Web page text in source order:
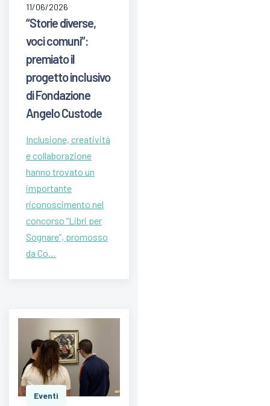
11/06/2026
“Storie diverse,
voci comuni”:
premiato il
progetto inclusivo
di Fondazione
Angelo Custode
Inclusione, creatività
e collaborazione
hanno trovato un
importante
riconoscimento nel
concorso “Libri per
Sognare”, promosso
da Co…
Eventi